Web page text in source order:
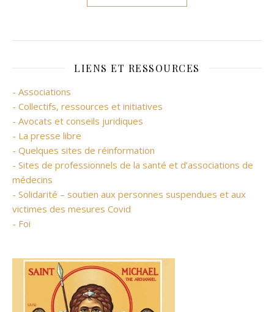
LIENS ET RESSOURCES
- Associations
- Collectifs, ressources et initiatives
- Avocats et conseils juridiques
- La presse libre
- Quelques sites de réinformation
- Sites de professionnels de la santé et d’associations de
médecins
- Solidarité – soutien aux personnes suspendues et aux
victimes des mesures Covid
- Foi